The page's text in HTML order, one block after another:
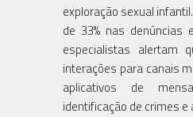
exploração sexual
de 33% nas denúncias
especialistas alertam
interações para canais
aplicativos de
identificação de crimes e